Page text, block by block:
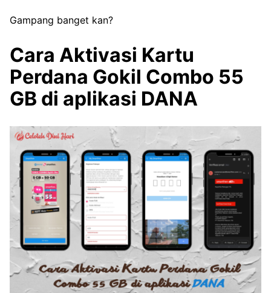
Gampang banget kan?
Cara Aktivasi Kartu
Perdana Gokil Combo 55
GB di aplikasi DANA